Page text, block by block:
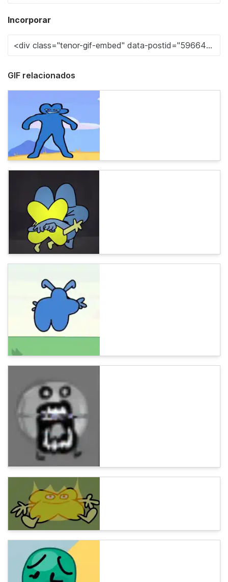
Incorporar
GIF relacionados